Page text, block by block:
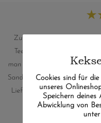
★
Zufällig stieß ich auf die
Tees mitten aus Europa
man einfach. Und die
Sandra von der Teekammer
Lieferung war superschnell
Cookies sind für
unseres
Speichern deines
Abwicklung von